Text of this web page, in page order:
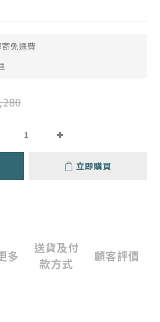
免運費
立即購買
多
送貨及付
款方式
顧客評價